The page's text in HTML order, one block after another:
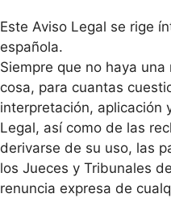
Este Aviso Legal se rige
española.
Siempre que no haya
cosa, para cuantas
interpretación, aplicación
Legal, así como de las
derivarse de su uso, las
los Jueces y Tribunales
renuncia expresa de